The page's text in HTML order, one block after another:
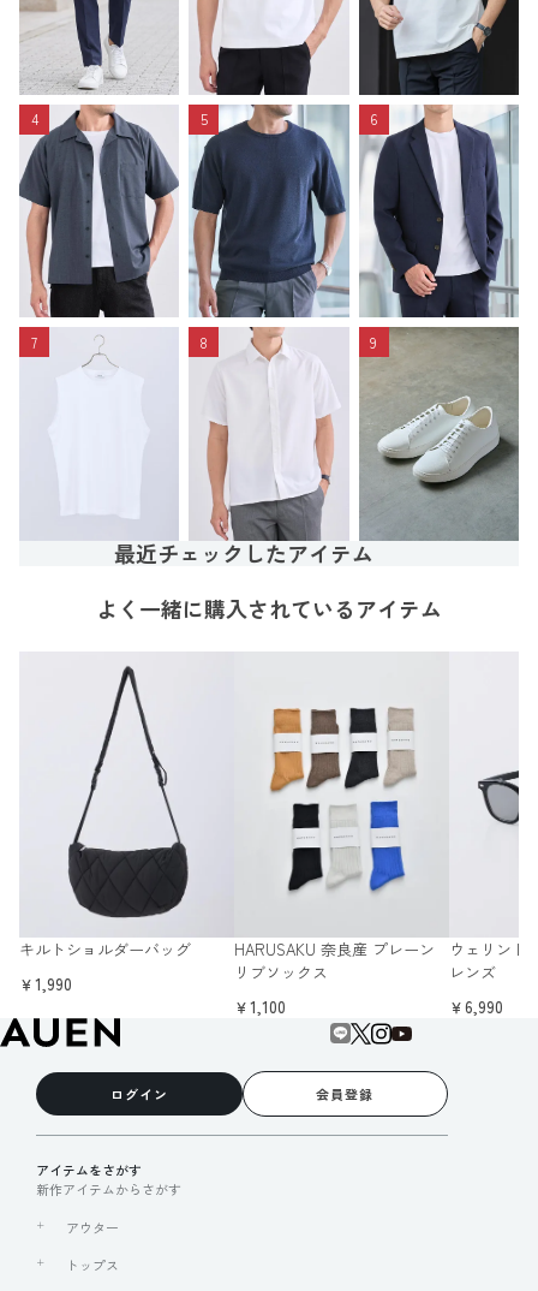
4 5 6
7 8 9
最近チェックしたアイテム
よく一緒に購入されているアイテム
キルトショルダーバッグ
￥1,990
HARUSAKU 奈良産 プレーン
リブソックス
￥1,100
ウェリント
レンズ
￥6,990
ログイン 会員登録
アイテムをさがす
新作アイテムからさがす
アウター
トップス